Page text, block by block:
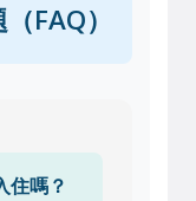
FAQ）
住嗎？